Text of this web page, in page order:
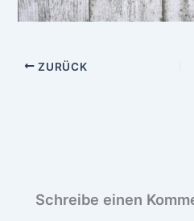
ZURÜCK
Schreibe einen